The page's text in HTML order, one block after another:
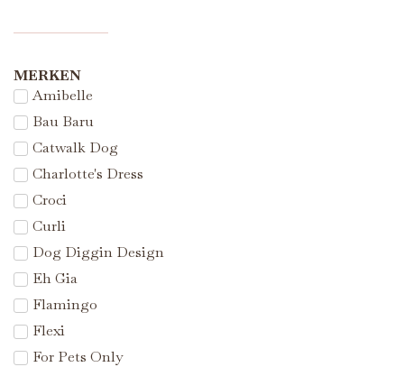
MERKEN
Amibelle
Bau Baru
Catwalk Dog
Charlotte's Dress
Croci
Curli
Dog Diggin Design
Eh Gia
Flamingo
Flexi
For Pets Only